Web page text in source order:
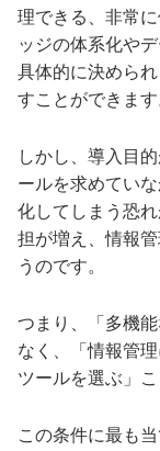
理できる、非常
ッジの体系化や
具体的に決めら
すことができます
しかし、導入目
ールを求めてい
化してしまう恐
担が増え、情報
うのです。
つまり、「多機
なく、「情報管
ツールを選ぶ」こ
この条件に最も当